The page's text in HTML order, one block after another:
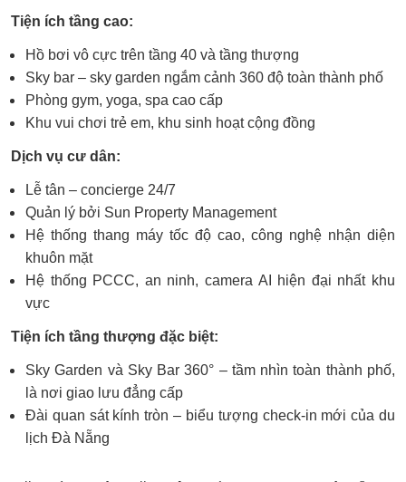
Tiện ích tầng cao:
Hồ bơi vô cực trên tầng 40 và tầng thượng
Sky bar – sky garden ngắm cảnh 360 độ toàn thành phố
Phòng gym, yoga, spa cao cấp
Khu vui chơi trẻ em, khu sinh hoạt cộng đồng
Dịch vụ cư dân:
Lễ tân – concierge 24/7
Quản lý bởi Sun Property Management
Hệ thống thang máy tốc độ cao, công nghệ nhận diện
khuôn mặt
Hệ thống PCCC, an ninh, camera AI hiện đại nhất khu
vực
Tiện ích tầng thượng đặc biệt:
Sky Garden và Sky Bar 360° – tầm nhìn toàn thành phố,
là nơi giao lưu đẳng cấp
Đài quan sát kính tròn – biểu tượng check-in mới của du
lịch Đà Nẵng